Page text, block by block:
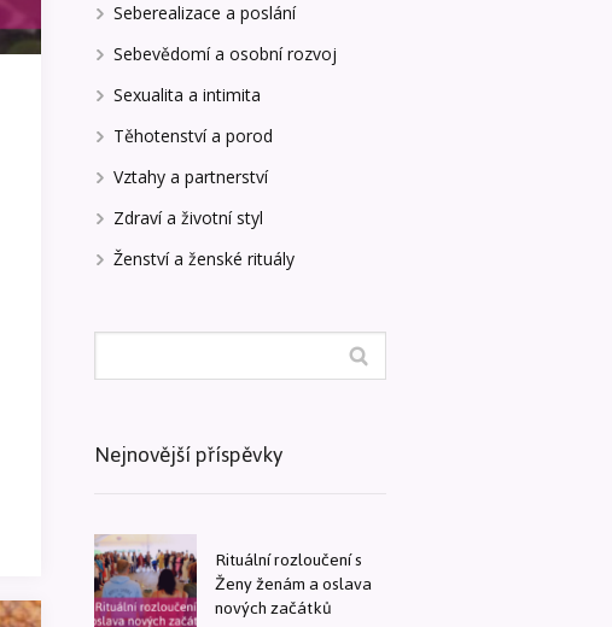
Seberealizace a poslání
Sebevědomí a osobní rozvoj
Sexualita a intimita
Těhotenství a porod
Vztahy a partnerství
Zdraví a životní styl
Ženství a ženské rituály
Nejnovější příspěvky
Rituální rozloučení s
Ženy ženám a oslava
nových začátků